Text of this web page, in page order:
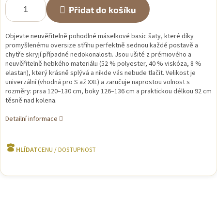
Přidat do košíku
Objevte neuvěřitelně pohodlné máselkové basic šaty, které díky
promyšlenému oversize střihu perfektně sednou každé postavě a
chytře skryjí případné nedokonalosti. Jsou ušité z prémiového a
neuvěřitelně hebkého materiálu (52 % polyester, 40 % viskóza, 8 %
elastan), který krásně splývá a nikde vás nebude tlačit. Velikost je
univerzální (vhodná pro S až XXL) a zaručuje naprostou volnost s
rozměry: prsa 120–130 cm, boky 126–136 cm a praktickou délkou 92 cm
těsně nad kolena.
Detailní informace
HLÍDAT